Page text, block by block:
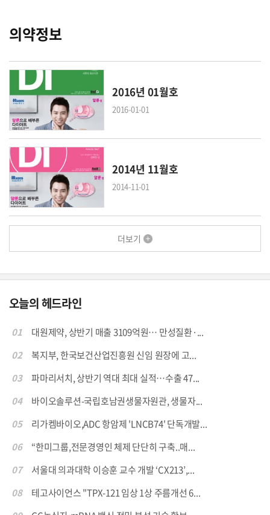
의약정보
2016년 01월호
2016-01-01
2014년 11월호
2014-11-01
더보기
오늘의 헤드라인
01
대원제약, 상반기 매출 3109억원… 만성질환·...
02
복지부, 한국보건산업진흥원 신임 원장에 고...
03
파마리서치, 상반기 역대 최대 실적…수출 47...
04
바이오솔루션-국립호남권생물자원관, 생물자...
05
리가켐바이오,ADC 항암제 'LNCB74' 단독개발...
06
“한미그룹,전문경영인 체제 단단히 구축..매...
07
서울대 의과대학 이승훈 교수 개발 ‘CX213’,...
08
테고사이언스 "TPX-121 임상 1상 주름개선 6...